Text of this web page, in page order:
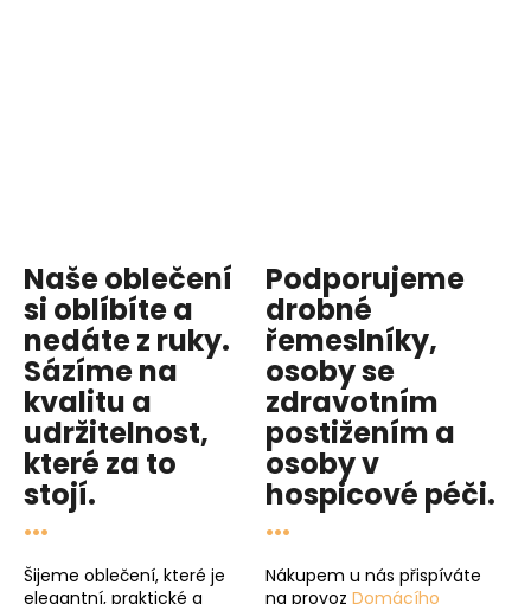
Naše oblečení
si oblíbíte a
nedáte z ruky.
Sázíme na
kvalitu a
udržitelnost,
které za to
stojí.
...
Šijeme oblečení, které je
elegantní, praktické a
Podporujeme
drobné
řemeslníky,
osoby se
zdravotním
postižením a
osoby v
hospicové péči.
...
Nákupem u nás přispíváte
na provoz Domácího